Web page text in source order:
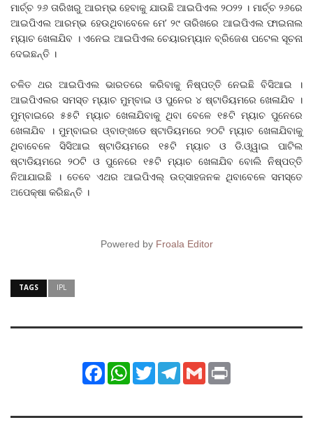
ମାର୍ଚ୍ଚ ୨୬ ତାରିଖରୁ ଆରମ୍ଭ ହେବାକୁ ଯାଉଛି ଆଇପିଏଲ ୨୦୨୨ । ମାର୍ଚ୍ଚ ୨୬ରେ
ଆଇପିଏଲ ଆରମ୍ଭ ହେଉଥିବାବେଳେ ମେ’ ୨୯ ତାରିଖରେ ଆଇପିଏଲ ଫାଇନାଲ
ମ୍ୟାଚ ଖେଳାଯିବ । ଏନେଇ ଆଇପିଏଲ ଚେୟାରମ୍ୟାନ ବ୍ରିଜେଶ ପଟେଲ ସୂଚନା
ଦେଇଛନ୍ତି ।
ଚଳିତ ଥର ଆଇପିଏଲ ଭାରତରେ କରିବାକୁ ନିଷ୍ପତ୍ତି ନେଇଛି ବିସିଆଇ ।
ଆଇପିଏଲର ସମସ୍ତ ମ୍ୟାଚ ମୁମ୍ବାଇ ଓ ପୁନେର ୪ ଷ୍ଟାଡିୟମରେ ଖେଳାଯିବ ।
ମୁମ୍ବାଇରେ ୫୫ଟି ମ୍ୟାଚ ଖେଳାଯିବାକୁ ଥିବା ବେଳେ ୧୫ଟି ମ୍ୟାଚ ପୁନେରେ
ଖେଳାଯିବ । ମୁମ୍ବାଇର ଓ୍ବାଙ୍ଖଡେ ଷ୍ଟାଡିୟମରେ ୨୦ଟି ମ୍ୟାଚ ଖେଳାଯିବାକୁ
ଥିବାବେଳେ ସିସିଆଇ ଷ୍ଟାଡିୟମରେ ୧୫ଟି ମ୍ୟାଚ ଓ ଡି.ଓ୍ୱାଇ ପାଟିଲ
ଷ୍ଟାଡିୟମରେ ୨୦ଟି ଓ ପୁନେରେ ୧୫ଟି ମ୍ୟାଚ ଖେଳାଯିବ ବୋଲି ନିଷ୍ପତ୍ତି
ନିଆଯାଇଛି । ତେବେ ଏଥର ଆଇପିଏଲ୍ ଉତ୍ସାହଜନକ ଥିବାବେଳେ ସମସ୍ତେ
ଅପେକ୍ଷା କରିଛନ୍ତି ।
Powered by Froala Editor
TAGS IPL
FacebookWhatsApp
TwitterTelegram
Gmail